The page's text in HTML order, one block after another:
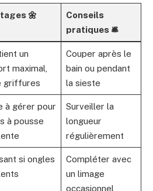
🌼
Conseils
pratiques 🛎️
un
maximal,
griffures
Couper après le
bain ou pendant
la sieste
à gérer pour
à pousse
Surveiller la
longueur
régulièrement
si ongles
Compléter avec
un limage
occasionnel